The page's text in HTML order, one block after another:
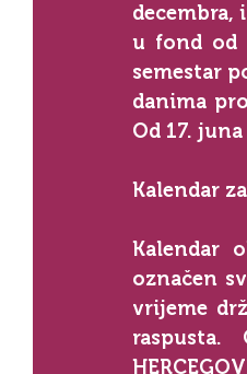
decembra,
u fond od
semestar
danima
Od 17.
Kalendar
Kalendar
označen
vrijeme
raspusta.